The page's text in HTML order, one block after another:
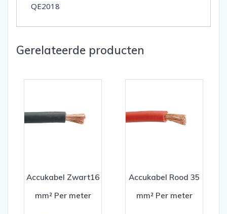
QE2018
Gerelateerde producten
Accukabel Zwart16
mm² Per meter
Accukabel Rood 35
mm² Per meter